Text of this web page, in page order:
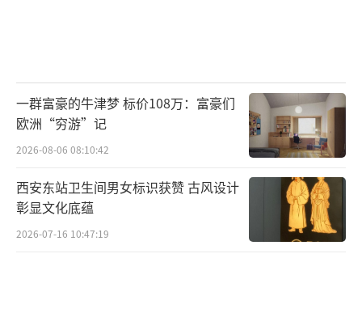
一群富豪的牛津梦 标价108万：富豪们
欧洲“穷游”记
2026-08-06 08:10:42
西安东站卫生间男女标识获赞 古风设计
彰显文化底蕴
2026-07-16 10:47:19